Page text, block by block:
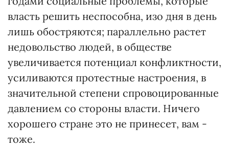
власть решить неспособна, изо дня в день
лишь обостряются; параллельно растет
недовольство людей, в обществе
увеличивается потенциал конфликтности,
усиливаются протестные настроения, в
значительной степени спровоцированные
давлением со стороны власти. Ничего
хорошего стране это не принесет, вам -
тоже.